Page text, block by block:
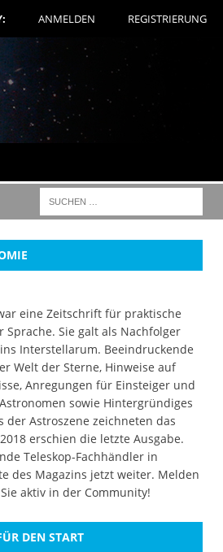
ANMELDEN REGISTRIERUNG
eine Zeitschrift für praktische
Sie galt als Nachfolger
Interstellarum. Beeindruckende
Welt der Sterne, Hinweise auf
Anregungen für Einsteiger und
sowie Hintergründiges
der Astroszene zeichneten das
erschien die letzte Ausgabe.
Teleskop-Fachhändler in
des Magazins jetzt weiter. Melden
aktiv in der Community!
DEN START